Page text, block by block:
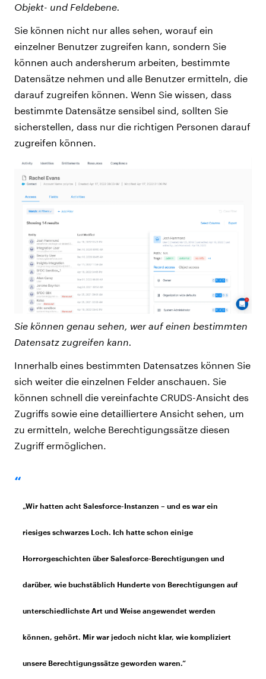
Objekt- und Feldebene.
Sie können nicht nur alles sehen, worauf ein
einzelner Benutzer zugreifen kann, sondern Sie
können auch andersherum arbeiten, bestimmte
Datensätze nehmen und alle Benutzer ermitteln, die
darauf zugreifen können. Wenn Sie wissen, dass
bestimmte Datensätze sensibel sind, sollten Sie
sicherstellen, dass nur die richtigen Personen darauf
zugreifen können.
Sie können genau sehen, wer auf einen bestimmten
Datensatz zugreifen kann.
Innerhalb eines bestimmten Datensatzes können Sie
sich weiter die einzelnen Felder anschauen. Sie
können schnell die vereinfachte CRUDS-Ansicht des
Zugriffs sowie eine detailliertere Ansicht sehen, um
zu ermitteln, welche Berechtigungssätze diesen
Zugriff ermöglichen.
„Wir hatten acht Salesforce-Instanzen – und es war ein
riesiges schwarzes Loch. Ich hatte schon einige
Horrorgeschichten über Salesforce-Berechtigungen und
darüber, wie buchstäblich Hunderte von Berechtigungen auf
unterschiedlichste Art und Weise angewendet werden
können, gehört. Mir war jedoch nicht klar, wie kompliziert
unsere Berechtigungssätze geworden waren.“